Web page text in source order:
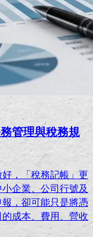
管理與稅務規
，「稅務記帳」更
企業、公司行號及
，卻可能只是將憑
成本、費用、營收